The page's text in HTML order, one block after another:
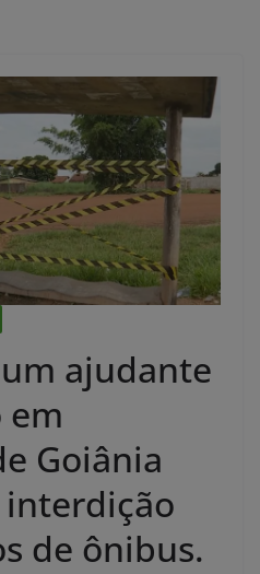
ajudante
Goiânia
de ônibus.